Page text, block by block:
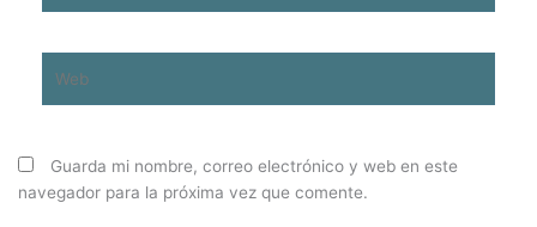
Guarda mi nombre, correo electrónico y web en este
navegador para la próxima vez que comente.